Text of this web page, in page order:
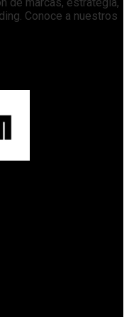
de marcas, estrategia,
Conoce a nuestros